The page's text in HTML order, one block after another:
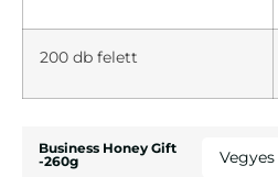
200 db felett
Business Honey Gift
-260g